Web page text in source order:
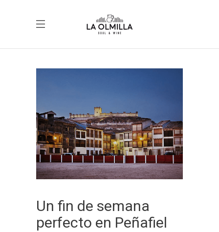
Un fin de semana
perfecto en Peñafiel